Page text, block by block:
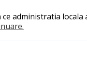
administratia locala